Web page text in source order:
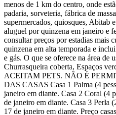
menos de 1 km do centro, onde
padaria, sorveteria, fábrica de
supermercados, quiosques, Abitab
aluguel por quinzena em janeiro e
consultar preços por estadias mais
quinzena em alta temporada e
e gás. O que se oferece na área de
Churrasqueira coberta, Espaços
ACEITAM PETS. NÃO É
DAS CASAS Casa 1 Palma (4
janeiro em diante. Casa 2 Coral (4
de janeiro em diante. Casa 3 Perla
17 de janeiro em diante. Preço